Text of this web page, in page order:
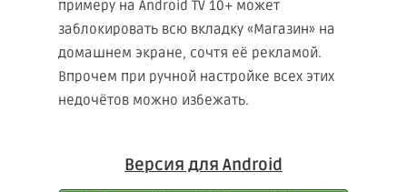
примеру на Android TV 10+ может
заблокировать всю вкладку «Магазин» на
домашнем экране, сочтя её рекламой.
Впрочем при ручной настройке всех этих
недочётов можно избежать.
Версия для Android